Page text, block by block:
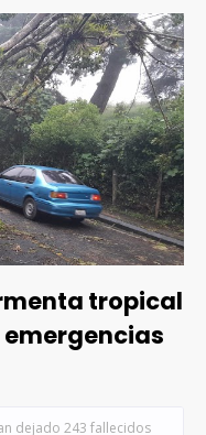
tropical
dejado 243 fallecidos